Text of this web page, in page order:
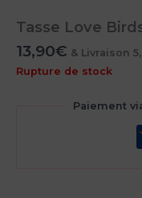
Tasse Love
13,90€ & Livraison
Rupture de stock
Paiement